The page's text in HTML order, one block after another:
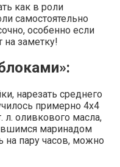
как в роли
самостоятельно
особенно если
на заметку!
нарезать среднего
примерно 4х4
л. оливкового масла,
маринадом
на пару часов, можно